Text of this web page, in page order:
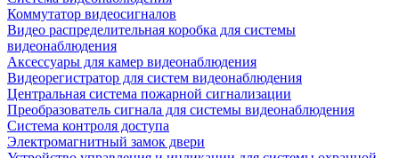
Коммутатор видеосигналов
Видео распределительная коробка для системы
видеонаблюдения
Аксессуары для камер видеонаблюдения
Видеорегистратор для систем видеонаблюдения
Центральная система пожарной сигнализации
Преобразователь сигнала для системы видеонаблюдения
Система контроля доступа
Электромагнитный замок двери